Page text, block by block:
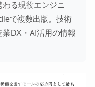
わる現役エンジニ
で複数出版。技術
業DX・AI活用の情報